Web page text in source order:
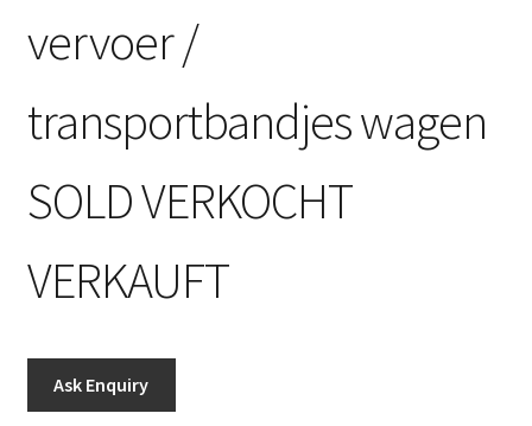
vervoer /
transportbandjes wagen
SOLD VERKOCHT
VERKAUFT
Ask Enquiry